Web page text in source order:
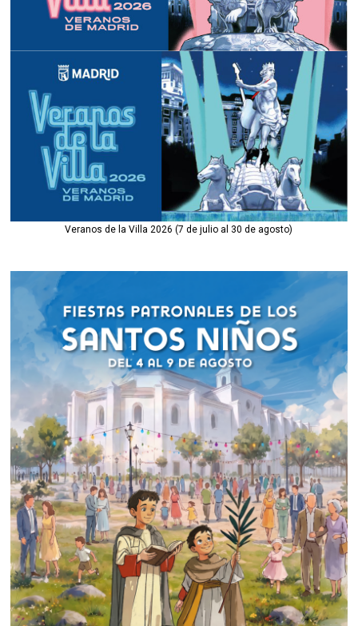
Veranos de la Villa 2026 (7 de julio al 30 de agosto)